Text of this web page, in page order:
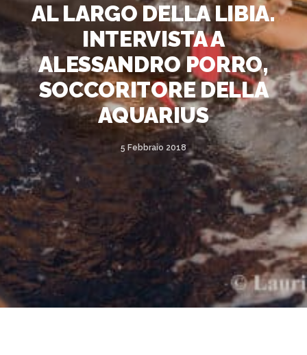
AL LARGO DELLA LIBIA.
INTERVISTA A
ALESSANDRO PORRO,
SOCCORITORE DELLA
AQUARIUS
5 Febbraio 2018